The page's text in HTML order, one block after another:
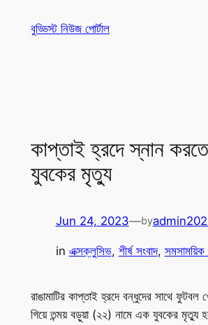
বুড্ডিস্ট নিউজ পোর্টাল
কাপ্তাই হ্রদে স্নান
যুবকের মৃত্যু
Jun 24, 2023—by
in এক্সক্লুসিভ, শীর্ষ সংবাদ, সমসাময়িক
রাঙামাটির কাপ্তাই হ্রদে বন্ধুদের সাথে ফুটবল
গিয়ে তন্ময় বড়ুয়া (২২) নামে এক যুবকের মৃত্যু